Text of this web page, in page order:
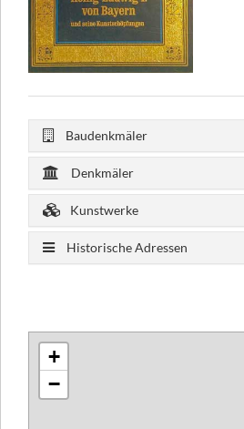
Baudenkmäler
Denkmäler
Kunstwerke
Historische Adressen
+
−